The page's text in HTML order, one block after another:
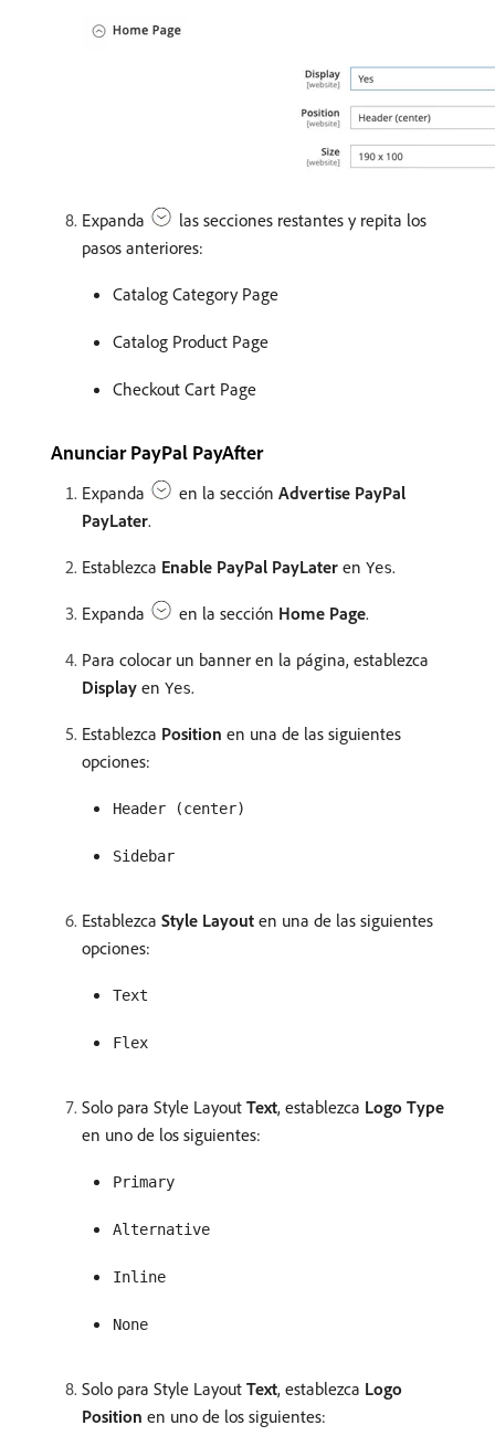
Expanda
las secciones restantes y repita los
pasos anteriores:
Catalog Category Page
Catalog Product Page
Checkout Cart Page
Anunciar PayPal PayAfter
Expanda en la sección Advertise PayPal
PayLater.
Establezca Enable PayPal PayLater en Yes.
Expanda en la sección Home Page.
Para colocar un banner en la página, establezca
Display en Yes.
Establezca Position en una de las siguientes
opciones:
Header (center)
Sidebar
Establezca Style Layout en una de las siguientes
opciones:
Text
Flex
Solo para Style Layout Text, establezca Logo Type
en uno de los siguientes:
Primary
Alternative
Inline
None
Solo para Style Layout Text, establezca Logo
Position en uno de los siguientes: